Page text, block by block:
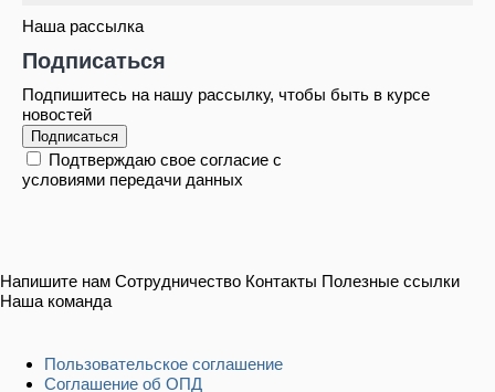
Наша рассылка
Подписаться
Подпишитесь на нашу рассылку, чтобы быть в курсе
новостей
Подписаться
Подтверждаю свое согласие с
условиями передачи данных
Напишите нам Сотрудничество Контакты Полезные ссылки
Наша команда
Пользовательское соглашение
Соглашение об ОПД